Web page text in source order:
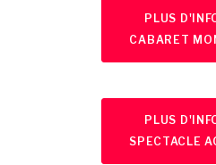
PLUS
CABARET
PLUS
SPECTACLE